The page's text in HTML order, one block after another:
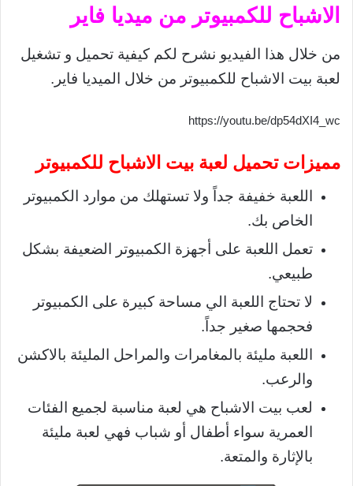
الاشباح للكمبيوتر من ميديا فاير
من خلال هذا الفيديو نشرح لكم كيفية تحميل و تشغيل
لعبة بيت الاشباح للكمبيوتر من خلال الميديا فاير.
https://youtu.be/dp54dXI4_wc
مميزات تحميل لعبة بيت الاشباح للكمبيوتر
اللعبة خفيفة جداً ولا تستهلك من موارد الكمبيوتر
الخاص بك.
تعمل اللعبة على أجهزة الكمبيوتر الضعيفة بشكل
طبيعي.
لا تحتاج اللعبة الي مساحة كبيرة على الكمبيوتر
فحجمها صغير جداً.
اللعبة مليئة بالمغامرات والمراحل المليئة بالاكشن
والرعب.
لعب بيت الاشباح هي لعبة مناسبة لجميع الفئات
العمرية سواء أطفال أو شباب فهي لعبة مليئة
بالإثارة والمتعة.